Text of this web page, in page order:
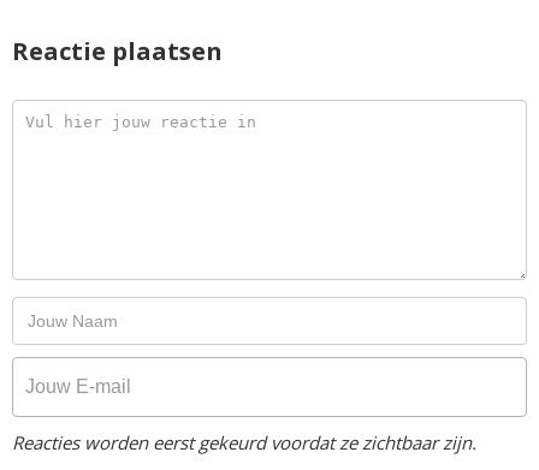
Reactie plaatsen
Reacties worden eerst gekeurd voordat ze zichtbaar zijn.